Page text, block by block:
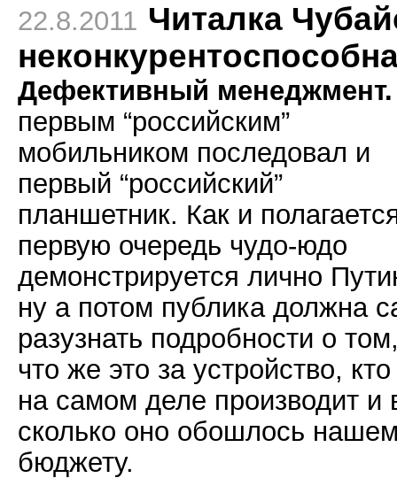
22.8.2011 Читалка
Дефективный менеджмент.
первым “российским”
мобильником последовал и
первый “российский”
планшетник. Как и
первую очередь чудо-юдо
демонстрируется лично
ну а потом публика должна
разузнать подробности о
что же это за устройство, кто
на самом деле производит и
сколько оно обошлось
бюджету.